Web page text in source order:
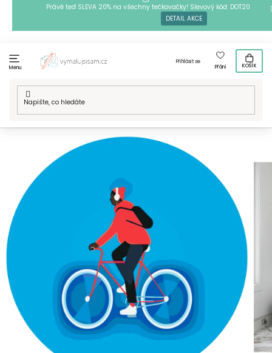
Právě teď SLEVA 20% na všechny tečkovačky! Slevový kód: DOT20
DETAIL AKCE
Menu
Přihlásit se
Přání
KOŠÍK
Domů
Techniky / Malování podle čísel
- Cyklista